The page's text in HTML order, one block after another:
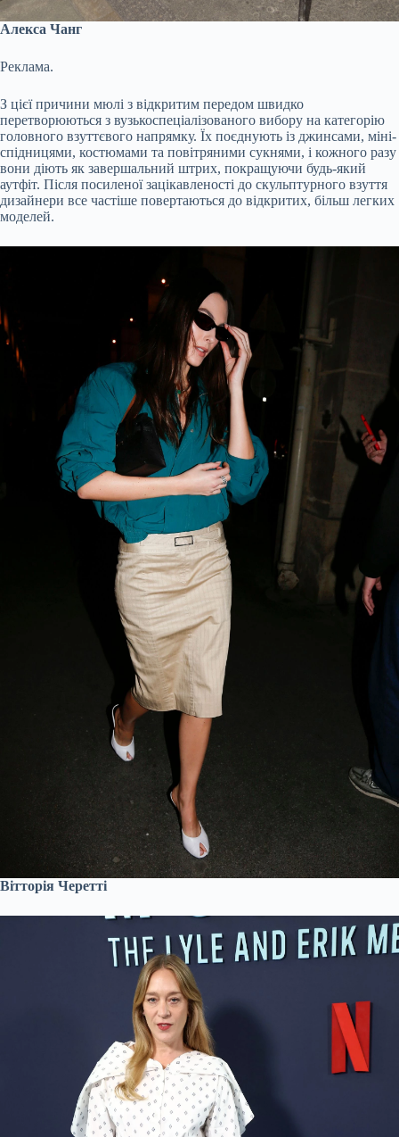
Алекса Чанг
Реклама.
З цієї причини мюлі з відкритим передом швидко
перетворюються з вузькоспеціалізованого вибору на категорію
головного взуттєвого напрямку. Їх поєднують із джинсами, міні-
спідницями, костюмами та повітряними сукнями, і кожного разу
вони діють як завершальний штрих, покращуючи будь-який
аутфіт. Після посиленої зацікавленості до скульптурного взуття
дизайнери все частіше повертаються до відкритих, більш легких
моделей.
Вітторія Черетті